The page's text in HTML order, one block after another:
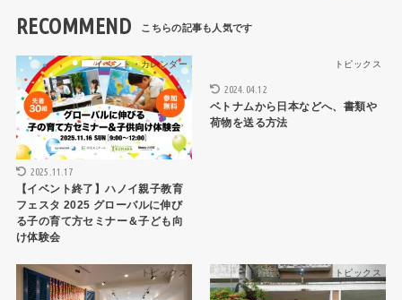
RECOMMEND
イベント・カレンダー
2025.11.17
【イベント終了】ハノイ親子教育
フェスタ 2025 グローバルに伸び
る子の育て方セミナー＆子ども向
け体験会
トピックス
2024.04.12
ベトナムから日本などへ、書類や
荷物を送る方法
トピックス トピックス